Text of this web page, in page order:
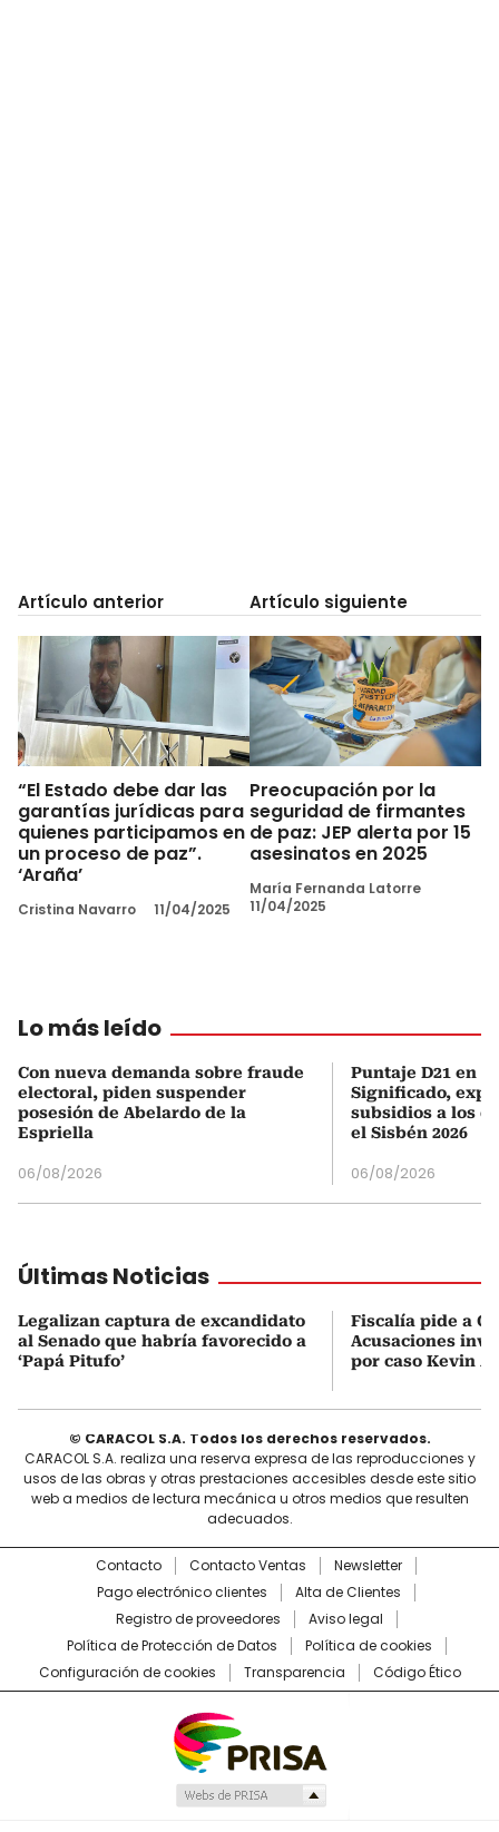
Artículo anterior
“El Estado debe dar las
garantías jurídicas para
quienes participamos en
un proceso de paz”.
‘Araña’
Cristina Navarro 11/04/2025
Artículo siguiente
Preocupación por la
seguridad de firmantes
de paz: JEP alerta por 15
asesinatos en 2025
María Fernanda Latorre
11/04/2025
Lo más leído
Con nueva demanda sobre fraude
electoral, piden suspender
posesión de Abelardo de la
Espriella
06/08/2026
Puntaje D21 en
Significado,
subsidios a los
el Sisbén 2026
06/08/2026
Últimas Noticias
Legalizan captura de excandidato
al Senado que habría favorecido a
‘Papá Pitufo’
Fiscalía pide a
Acusaciones
por caso Kevin
© CARACOL S.A. Todos los derechos reservados.
CARACOL S.A. realiza una reserva expresa de las reproducciones y
usos de las obras y otras prestaciones accesibles desde este sitio
web a medios de lectura mecánica u otros medios que resulten
adecuados.
Contacto Contacto Ventas
Newsletter
Pago electrónico clientes
Alta de Clientes
Registro de proveedores
Aviso legal
Política de Protección de Datos
Política de cookies
Configuración de cookies
Transparencia Código Ético